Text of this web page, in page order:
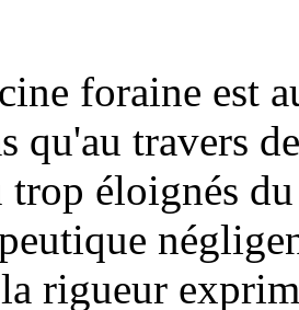
foraine est
qu'au travers
trop éloignés
rigueur